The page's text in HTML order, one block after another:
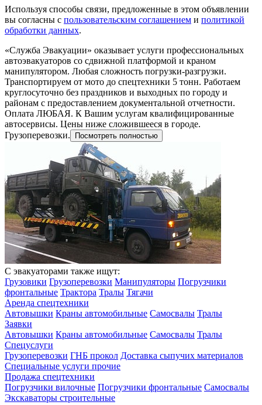
Используя способы связи, предложенные в этом объявлении
вы согласны с пользовательским соглашением и политикой
обработки данных.
«Служба Эвакуации» оказывает услуги профессиональных
автоэвакуаторов со сдвижной платформой и краном
манипулятором. Любая сложность погрузки-разгрузки.
Транспортируем от мото до спецтехники 5 тонн. Работаем
круглосуточно без праздников и выходных по городу и
районам с предоставлением документальной отчетности.
Оплата ЛЮБАЯ. К Вашим услугам квалифицированные
автосервисы. Цены ниже сложившееся в городе.
Грузоперевозки.
Посмотреть полностью
С эвакуаторами также ищут:
Грузовики Грузоперевозки Манипуляторы Погрузчики
фронтальные Трактора Тралы Тягачи
Аренда спецтехники
Автовышки Краны автомобильные Самосвалы Тралы
Заявки
Автовышки Краны автомобильные Самосвалы Тралы
Спецуслуги
Грузоперевозки ГНБ прокол Доставка сыпучих материалов
Специальные услуги прочие
Продажа спецтехники
Погрузчики вилочные Погрузчики фронтальные Самосвалы
Экскаваторы строительные